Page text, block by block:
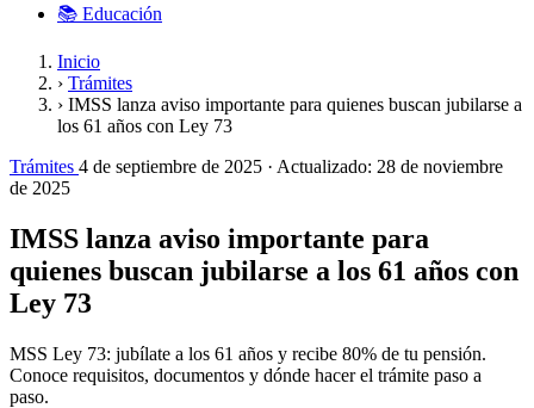
📚 Educación
Inicio
› Trámites
› IMSS lanza aviso importante para quienes buscan jubilarse a
los 61 años con Ley 73
Trámites 4 de septiembre de 2025 · Actualizado: 28 de noviembre
de 2025
IMSS lanza aviso importante para
quienes buscan jubilarse a los 61 años con
Ley 73
MSS Ley 73: jubílate a los 61 años y recibe 80% de tu pensión.
Conoce requisitos, documentos y dónde hacer el trámite paso a
paso.